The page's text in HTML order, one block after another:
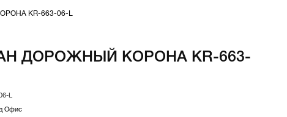
KR-663-06-L
ДОРОЖНЫЙ КОРОНА KR-663-
L
Офис